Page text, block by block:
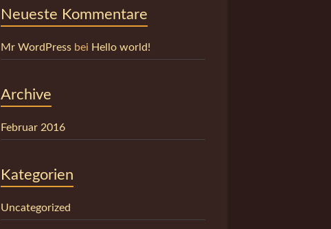
Neueste Kommentare
Mr WordPressbei Hello world!
Archive
Februar 2016
Kategorien
Uncategorized